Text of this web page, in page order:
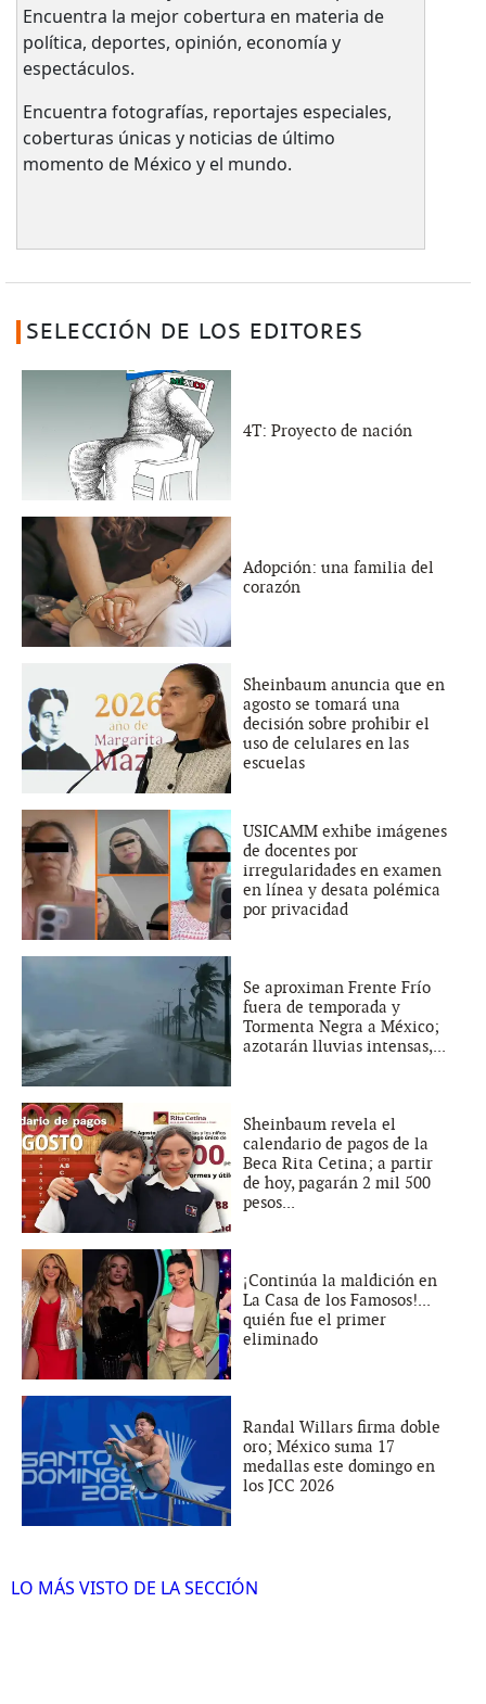
Encuentra la mejor cobertura en materia de
política, deportes, opinión, economía y
espectáculos.
Encuentra fotografías, reportajes especiales,
coberturas únicas y noticias de último
momento de México y el mundo.
SELECCIÓN DE LOS EDITORES
4T: Proyecto de nación
Adopción: una familia del
corazón
Sheinbaum anuncia que en
agosto se tomará una
decisión sobre prohibir el
uso de celulares en las
escuelas
USICAMM exhibe imágenes
de docentes por
irregularidades en examen
en línea y desata polémica
por privacidad
Se aproximan Frente Frío
fuera de temporada y
Tormenta Negra a México;
azotarán lluvias intensas,...
Sheinbaum revela el
calendario de pagos de la
Beca Rita Cetina; a partir
de hoy, pagarán 2 mil 500
pesos...
¡Continúa la maldición en
La Casa de los Famosos!...
quién fue el primer
eliminado
Randal Willars firma doble
oro; México suma 17
medallas este domingo en
los JCC 2026
LO MÁS VISTO DE LA SECCIÓN